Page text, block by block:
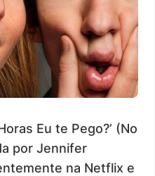
Eu te Pego?’ (No
por Jennifer
na Netflix e